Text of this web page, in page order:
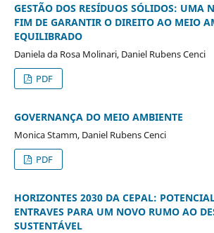
GESTÃO DOS RESÍDUOS SÓLIDOS: UMA
FIM DE GARANTIR O DIREITO AO MEIO
EQUILIBRADO
Daniela da Rosa Molinari, Daniel Rubens Cenci
PDF
GOVERNANÇA DO MEIO AMBIENTE
Monica Stamm, Daniel Rubens Cenci
PDF
HORIZONTES 2030 DA CEPAL:
ENTRAVES PARA UM NOVO RUMO AO
SUSTENTÁVEL